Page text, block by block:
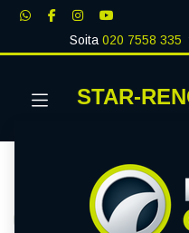
Soita020 7558 335
STAR-
RENKAAT